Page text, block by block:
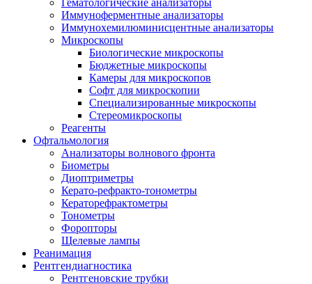
Гематологические анализаторы
Иммуноферментные анализаторы
Иммунохемилюминисцентные анализаторы
Микроскопы
Биологические микроскопы
Бюджетные микроскопы
Камеры для микроскопов
Софт для микроскопии
Специализированные микроскопы
Стереомикроскопы
Реагенты
Офтальмология
Анализаторы волнового фронта
Биометры
Диоптриметры
Керато-рефракто-тонометры
Кераторефрактометры
Тонометры
Форопторы
Щелевые лампы
Реанимация
Рентгендиагностика
Рентгеновские трубки